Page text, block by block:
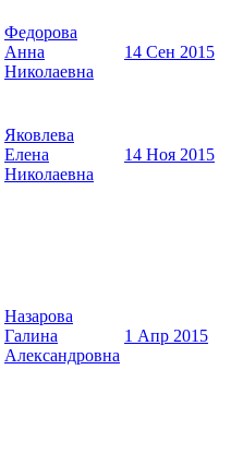
Федорова
Анна
Николаевна
14 Сен 2015
Яковлева
Елена
Николаевна
14 Ноя 2015
Назарова
Галина
Александровна
1 Апр 2015